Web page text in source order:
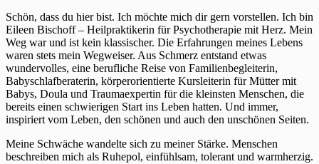
Schön, dass du hier bist. Ich möchte mich dir gern vorstellen. Ich bin
Eileen Bischoff – Heilpraktikerin für Psychotherapie mit Herz. Mein
Weg war und ist kein klassischer. Die Erfahrungen meines Lebens
waren stets mein Wegweiser. Aus Schmerz entstand etwas
wundervolles, eine berufliche Reise von Familienbegleiterin,
Babyschlafberaterin, körperorientierte Kursleiterin für Mütter mit
Babys, Doula und Traumaexpertin für die kleinsten Menschen, die
bereits einen schwierigen Start ins Leben hatten. Und immer,
inspiriert vom Leben, den schönen und auch den unschönen Seiten.
Meine Schwäche wandelte sich zu meiner Stärke. Menschen
beschreiben mich als Ruhepol, einfühlsam, tolerant und warmherzig.